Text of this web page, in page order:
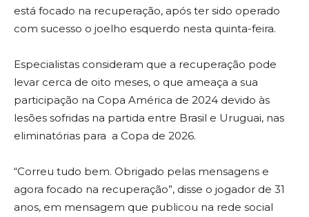
está focado na recuperação, após ter sido operado
com sucesso o joelho esquerdo nesta quinta-feira.
Especialistas consideram que a recuperação pode
levar cerca de oito meses, o que ameaça a sua
participação na Copa América de 2024 devido às
lesões sofridas na partida entre Brasil e Uruguai, nas
eliminatórias para a Copa de 2026.
“Correu tudo bem. Obrigado pelas mensagens e
agora focado na recuperação”, disse o jogador de 31
anos, em mensagem que publicou na rede social